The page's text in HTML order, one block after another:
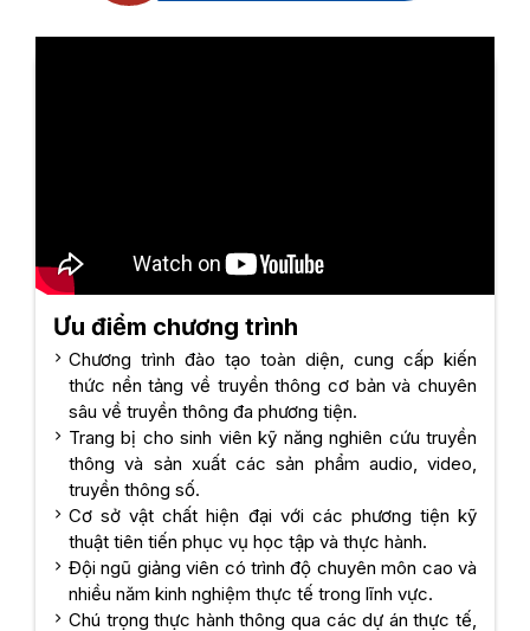
Ưu điểm chương trình
Chương trình đào tạo toàn diện, cung cấp kiến
thức nền tảng về truyền thông cơ bản và chuyên
sâu về truyền thông đa phương tiện.
Trang bị cho sinh viên kỹ năng nghiên cứu truyền
thông và sản xuất các sản phẩm audio, video,
truyền thông số.
Cơ sở vật chất hiện đại với các phương tiện kỹ
thuật tiên tiến phục vụ học tập và thực hành.
Đội ngũ giảng viên có trình độ chuyên môn cao và
nhiều năm kinh nghiệm thực tế trong lĩnh vực.
Chú trọng thực hành thông qua các dự án thực tế,